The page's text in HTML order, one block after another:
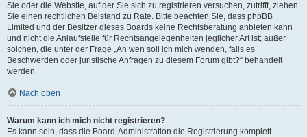
Sie oder die Website, auf der Sie sich zu registrieren versuchen, zutrifft, ziehen
Sie einen rechtlichen Beistand zu Rate. Bitte beachten Sie, dass phpBB
Limited und der Besitzer dieses Boards keine Rechtsberatung anbieten kann
und nicht die Anlaufstelle für Rechtsangelegenheiten jeglicher Art ist; außer
solchen, die unter der Frage „An wen soll ich mich wenden, falls es
Beschwerden oder juristische Anfragen zu diesem Forum gibt?“ behandelt
werden.
Nach oben
Warum kann ich mich nicht registrieren?
Es kann sein, dass die Board-Administration die Registrierung komplett